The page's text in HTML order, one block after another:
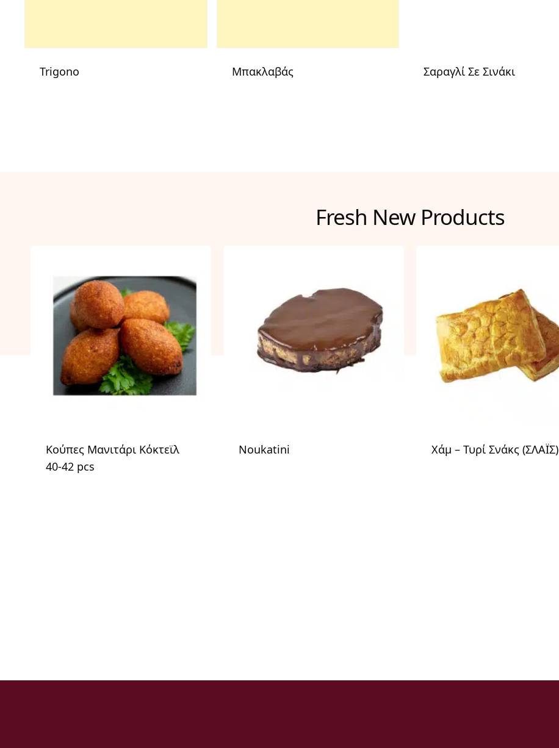
Trigono Μπακλαβάς Σαραγλί Σε Σινάκι
Fresh New Products
Κούπες Μανιτάρι Κόκτεϊλ
40-42 pcs
Noukatini Χάμ – Τυρί Σνάκς (ΣΛΑΪΣ)